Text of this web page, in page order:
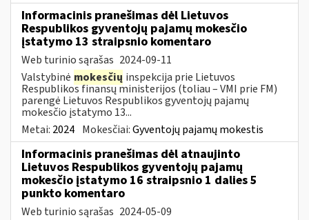
Informacinis pranešimas dėl Lietuvos
Respublikos gyventojų pajamų mokesčio
įstatymo 13 straipsnio komentaro
Web turinio sąrašas 2024-09-11
Valstybinė mokesčių inspekcija prie Lietuvos
Respublikos finansų ministerijos (toliau – VMI prie FM)
parengė Lietuvos Respublikos gyventojų pajamų
mokesčio įstatymo 13...
Metai: 2024 Mokesčiai:Gyventojų pajamų mokestis
Informacinis pranešimas dėl atnaujinto
Lietuvos Respublikos gyventojų pajamų
mokesčio įstatymo 16 straipsnio 1 dalies 5
punkto komentaro
Web turinio sąrašas 2024-05-09